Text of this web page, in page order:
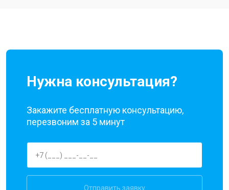
Нужна консультация?
Закажите бесплатную консультацию,
перезвоним за 5 минут
Отправить заявку